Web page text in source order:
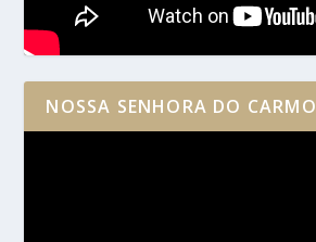
NOSSA SENHORA DO CARMO